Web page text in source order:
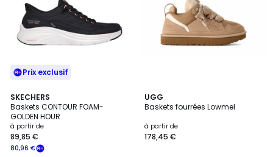
Prix exclusif
SKECHERS
Baskets CONTOUR FOAM-
GOLDEN HOUR
à partir de
80,96 €
89,85 €
2
Couleurs
UGG
Baskets fourrées Lowmel
à partir de
178,45 €
5
/
2
Couleurs